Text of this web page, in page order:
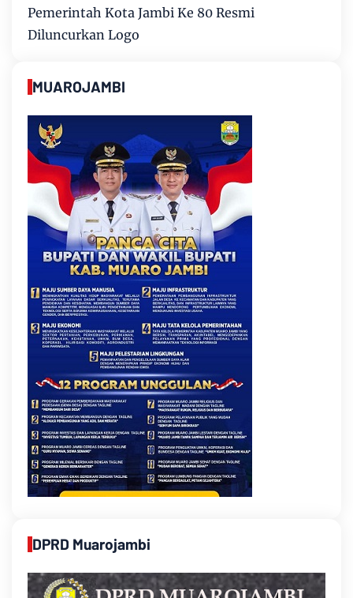
Pemerintah Kota Jambi Ke 80 Resmi
Diluncurkan Logo
MUAROJAMBI
DPRD Muarojambi